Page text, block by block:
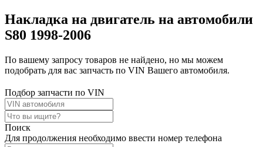
Накладка на двигатель на автомобили
S80 1998-2006
По вашему запросу товаров не найдено, но мы можем
подобрать для вас запчасть по VIN Вашего автомобиля.
Подбор запчасти по VIN
Поиск
Для продолжения необходимо ввести номер телефона